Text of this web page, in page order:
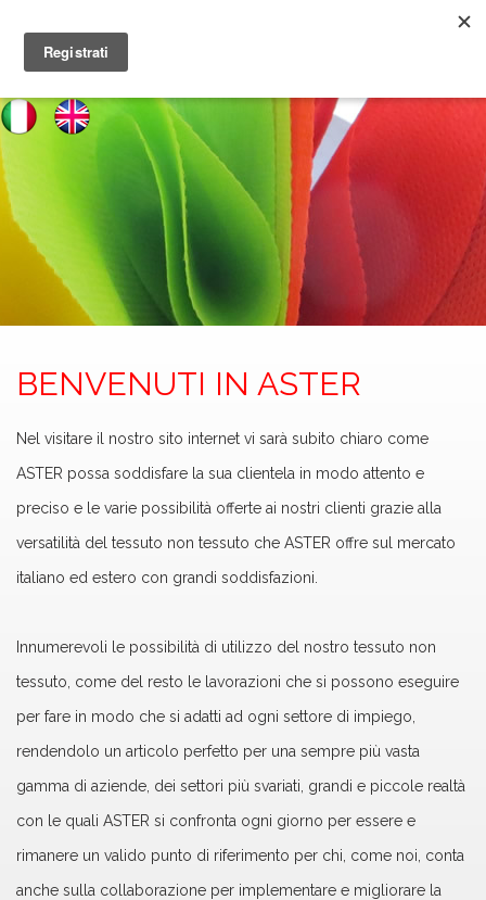
BENVENUTI IN ASTER
Nel visitare il nostro sito internet vi sarà subito chiaro come
ASTER possa soddisfare la sua clientela in modo attento e
preciso e le varie possibilità offerte ai nostri clienti grazie alla
versatilità del tessuto non tessuto che ASTER offre sul mercato
italiano ed estero con grandi soddisfazioni.
Innumerevoli le possibilità di utilizzo del nostro tessuto non
tessuto, come del resto le lavorazioni che si possono eseguire
per fare in modo che si adatti ad ogni settore di impiego,
rendendolo un articolo perfetto per una sempre più vasta
gamma di aziende, dei settori più svariati, grandi e piccole realtà
con le quali ASTER si confronta ogni giorno per essere e
rimanere un valido punto di riferimento per chi, come noi, conta
anche sulla collaborazione per implementare e migliorare la